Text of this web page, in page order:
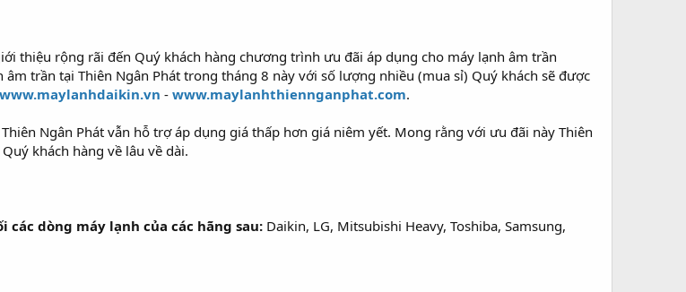
thiệu rộng rãi đến Quý khách hàng chương trình ưu đãi áp dụng cho máy lạnh âm trần
trần tại Thiên Ngân Phát trong tháng 8 này với số lượng nhiều (mua sỉ) Quý khách sẽ được
www.maylanhdaikin.vn - www.maylanhthiennganphat.com.
Ngân Phát vẫn hỗ trợ áp dụng giá thấp hơn giá niêm yết. Mong rằng với ưu đãi này Thiên
khách hàng về lâu về dài.
các dòng máy lạnh của các hãng sau: Daikin, LG, Mitsubishi Heavy, Toshiba, Samsung,